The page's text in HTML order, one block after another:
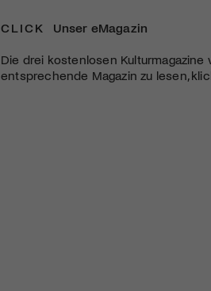
CLICK Unser eMagazin
Die drei kostenlosen
entsprechende Magazin zu lesen,